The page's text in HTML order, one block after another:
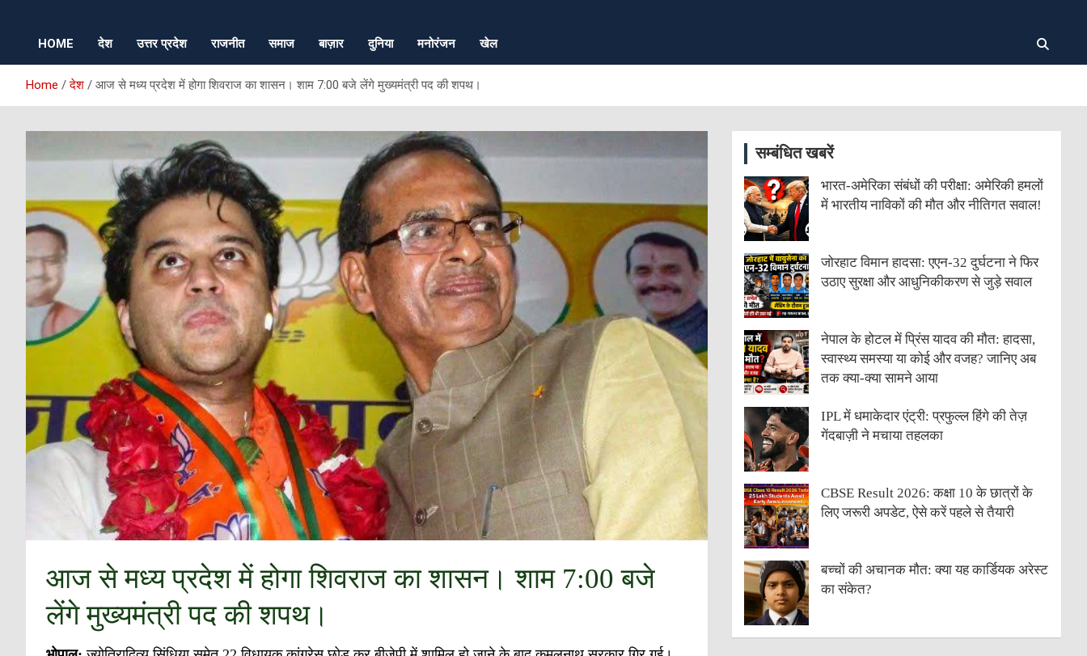
HOME देश उत्तर प्रदेश राजनीत समाज बाज़ार दुनिया मनोरंजन खेल
Home देश आज से मध्य प्रदेश में होगा शिवराज का शासन। शाम 7:00 बजे लेंगे मुख्यमंत्री पद की शपथ।
आज से मध्य प्रदेश में होगा शिवराज का शासन। शाम 7:00 बजे
लेंगे मुख्यमंत्री पद की शपथ।
सम्बंधित खबरें
भारत-अमेरिका संबंधों की परीक्षा: अमेरिकी हमलों
में भारतीय नाविकों की मौत और नीतिगत सवाल!
जोरहाट विमान हादसा: एएन-32 दुर्घटना ने फिर
उठाए सुरक्षा और आधुनिकीकरण से जुड़े सवाल
नेपाल के होटल में प्रिंस यादव की मौत: हादसा,
स्वास्थ्य समस्या या कोई और वजह? जानिए अब
तक क्या-क्या सामने आया
IPL में धमाकेदार एंट्री: प्रफुल्ल हिंगे की तेज़
गेंदबाज़ी ने मचाया तहलका
CBSE Result 2026: कक्षा 10 के छात्रों के
लिए जरूरी अपडेट, ऐसे करें पहले से तैयारी
बच्चों की अचानक मौत: क्या यह कार्डियक अरेस्ट
का संकेत?